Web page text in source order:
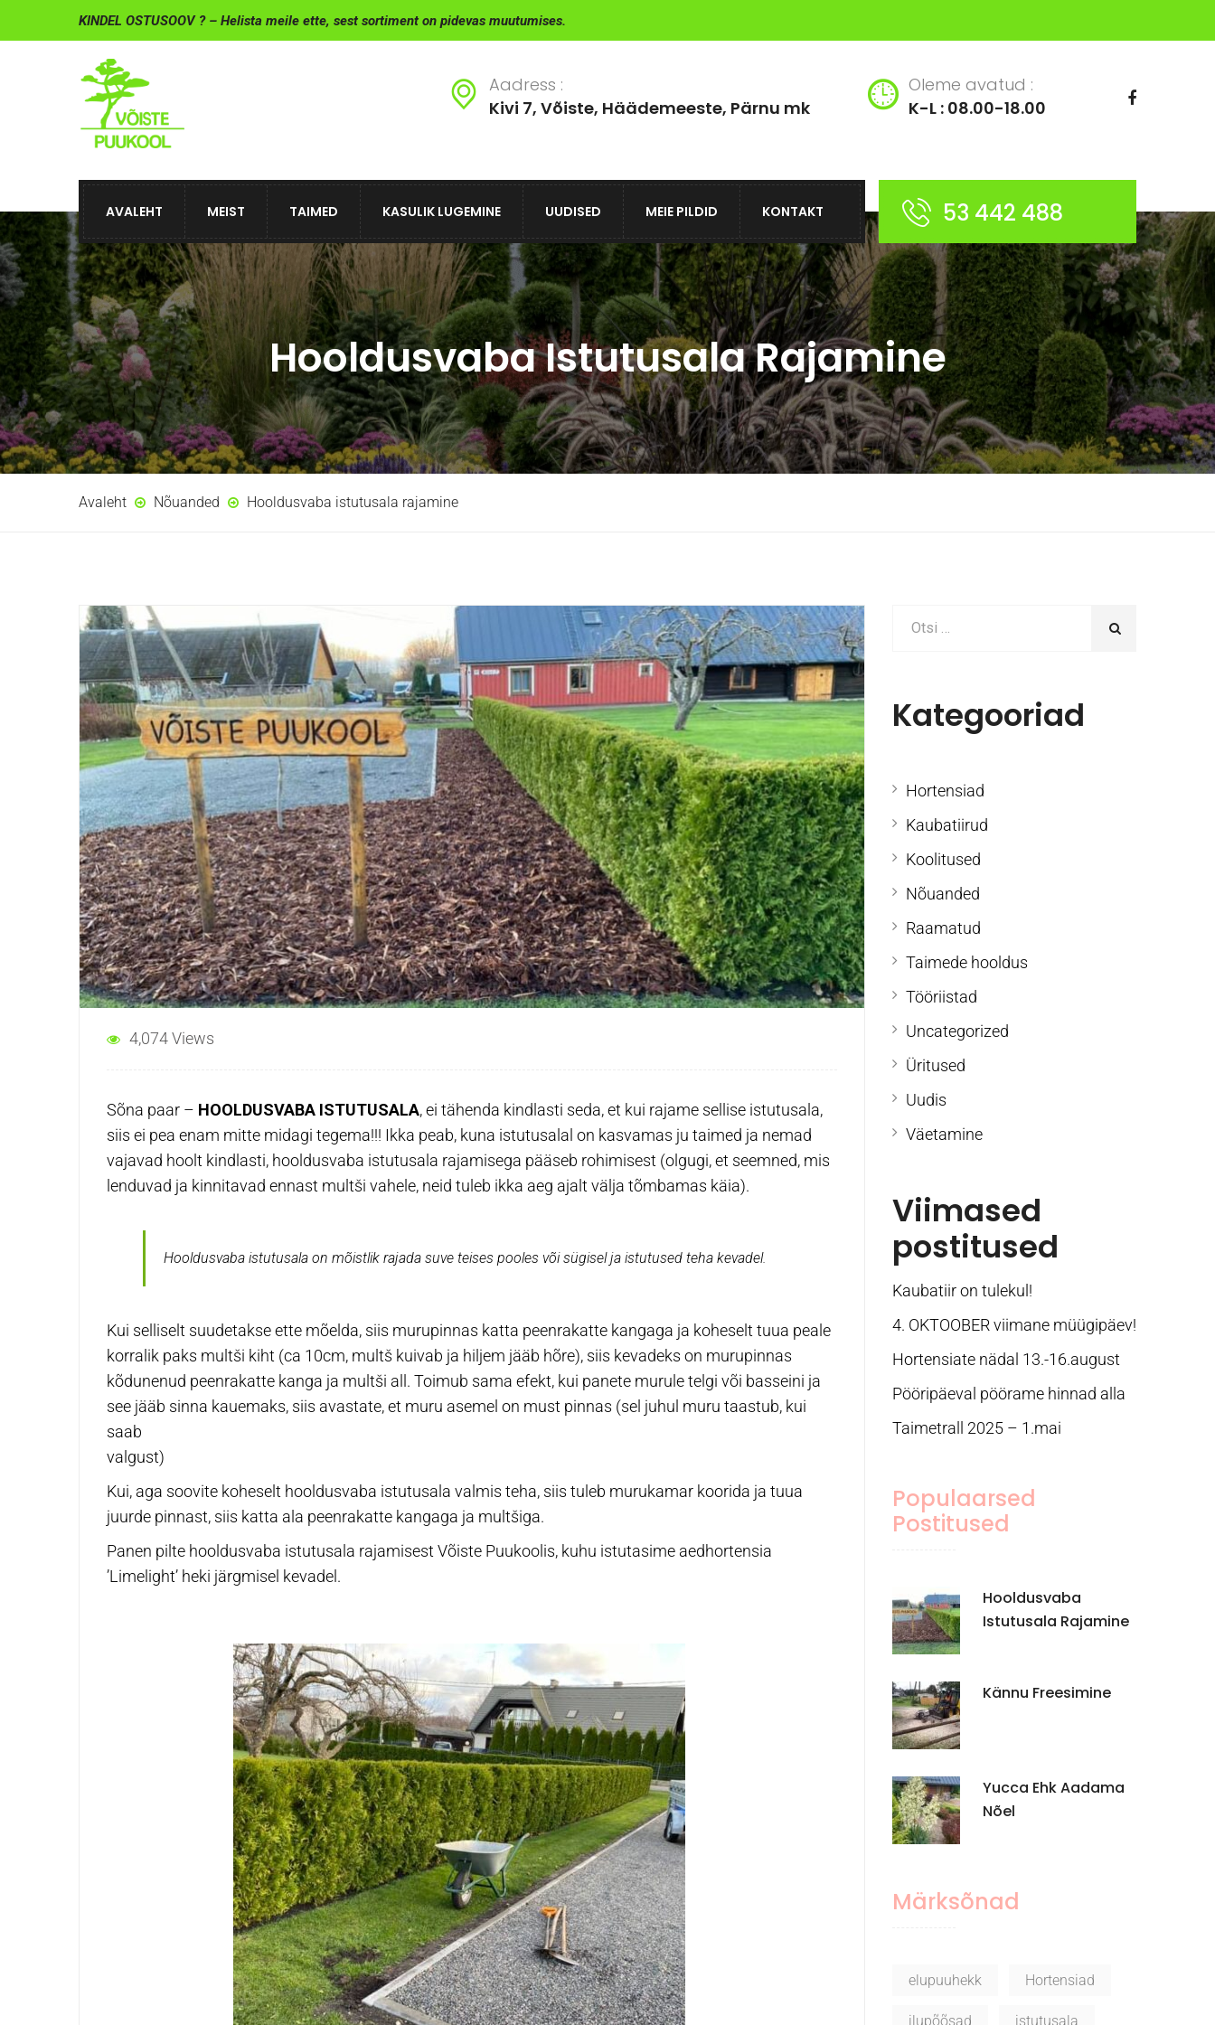
KINDEL OSTUSOOV ? – Helista meile ette, sest sortiment on pidevas muutumises.
Aadress :
Kivi 7, Võiste, Häädemeeste, Pärnu mk
Oleme avatud :
K-L : 08.00-18.00
AVALEHT MEIST TAIMED KASULIK LUGEMINE UUDISED MEIE PILDID KONTAKT 53 442 488
Hooldusvaba Istutusala Rajamine
Avaleht Nõuanded Hooldusvaba istutusala rajamine
4,074 Views
Sõna paar – HOOLDUSVABA ISTUTUSALA, ei tähenda kindlasti seda, et kui rajame sellise istutusala,
siis ei pea enam mitte midagi tegema!!! Ikka peab, kuna istutusalal on kasvamas ju taimed ja nemad
vajavad hoolt kindlasti, hooldusvaba istutusala rajamisega pääseb rohimisest (olgugi, et seemned, mis
lenduvad ja kinnitavad ennast multši vahele, neid tuleb ikka aeg ajalt välja tõmbamas käia).
Hooldusvaba istutusala on mõistlik rajada suve teises pooles või sügisel ja istutused teha kevadel.
Kui selliselt suudetakse ette mõelda, siis murupinnas katta peenrakatte kangaga ja koheselt tuua peale
korralik paks multši kiht (ca 10cm, multš kuivab ja hiljem jääb hõre), siis kevadeks on murupinnas
kõdunenud peenrakatte kanga ja multši all. Toimub sama efekt, kui panete murule telgi või basseini ja
see jääb sinna kauemaks, siis avastate, et muru asemel on must pinnas (sel juhul muru taastub, kui
saab
valgust)
Kui, aga soovite koheselt hooldusvaba istutusala valmis teha, siis tuleb murukamar koorida ja tuua
juurde pinnast, siis katta ala peenrakatte kangaga ja multšiga.
Panen pilte hooldusvaba istutusala rajamisest Võiste Puukoolis, kuhu istutasime aedhortensia
’Limelight’ heki järgmisel kevadel.
Kategooriad
Hortensiad
Kaubatiirud
Koolitused
Nõuanded
Raamatud
Taimede hooldus
Tööriistad
Uncategorized
Üritused
Uudis
Väetamine
Viimased
postitused
Kaubatiir on tulekul!
4. OKTOOBER viimane müügipäev!
Hortensiate nädal 13.-16.august
Pööripäeval pöörame hinnad alla
Taimetrall 2025 – 1.mai
Populaarsed
Postitused
Hooldusvaba
Istutusala Rajamine
Kännu Freesimine
Yucca Ehk Aadama
Nõel
Märksõnad
elupuuhekk Hortensiad
ilupõõsad istutusala